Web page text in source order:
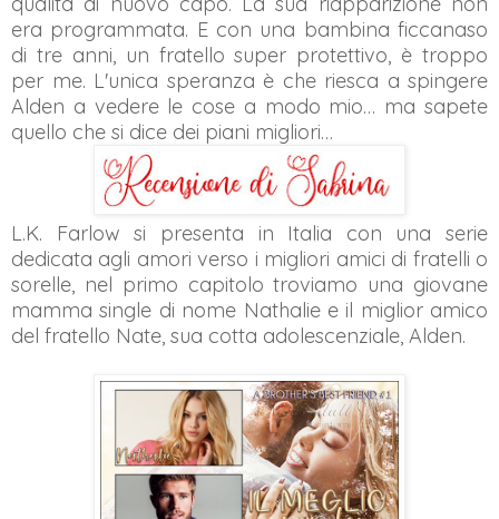
era programmata. E con una bambina ficcanaso
di tre anni, un fratello super protettivo, è troppo
per me. L'unica speranza è che riesca a spingere
Alden a vedere le cose a modo mio… ma sapete
quello che si dice dei piani migliori…
L.K. Farlow si presenta in Italia con una serie
dedicata agli amori verso i migliori amici di fratelli o
sorelle, nel primo capitolo troviamo una giovane
mamma single di nome Nathalie e il miglior amico
del fratello Nate, sua cotta adolescenziale, Alden.